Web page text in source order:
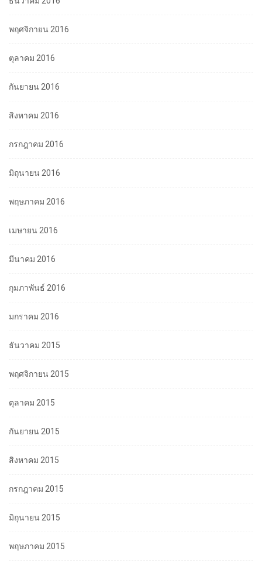
พฤศจิกายน 2016
ตุลาคม 2016
กันยายน 2016
สิงหาคม 2016
กรกฎาคม 2016
มิถุนายน 2016
พฤษภาคม 2016
เมษายน 2016
มีนาคม 2016
กุมภาพันธ์ 2016
มกราคม 2016
ธันวาคม 2015
พฤศจิกายน 2015
ตุลาคม 2015
กันยายน 2015
สิงหาคม 2015
กรกฎาคม 2015
มิถุนายน 2015
พฤษภาคม 2015